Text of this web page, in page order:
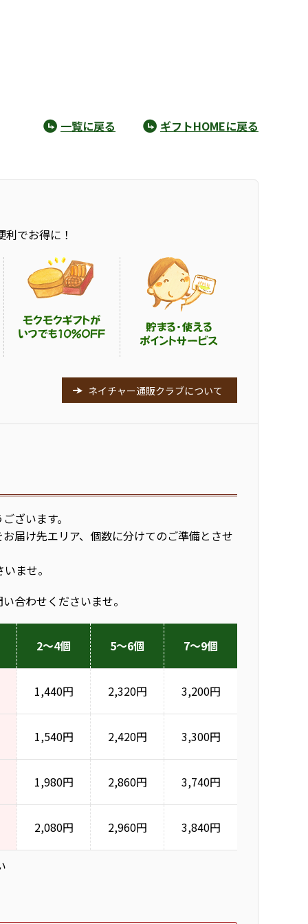
一覧に戻る ギフトHOMEに戻る
でお得に！
ネイチャー通販クラブについて
ざいます。
届け先エリア、個数に分けてのご準備とさせ
ませ。
合わせくださいませ。
2～4個 5～6個 7～9個
1,440円 2,320円 3,200円
1,540円 2,420円 3,300円
1,980円 2,860円 3,740円
2,080円 2,960円 3,840円